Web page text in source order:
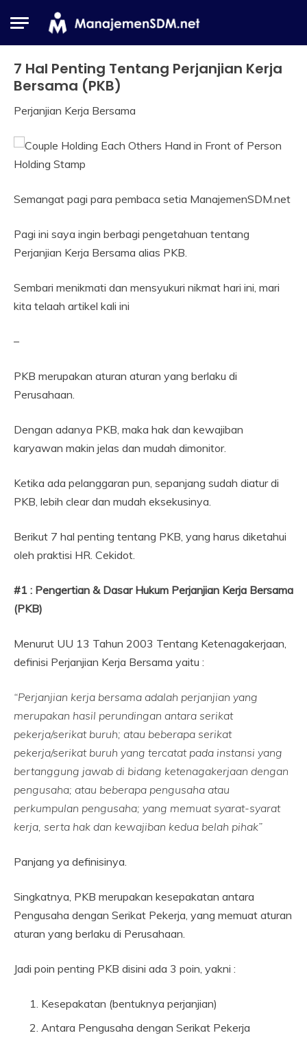
Industrial
Relation
7 Hal Penting Tentang Perjanjian Kerja
Bersama (PKB)
June
2019
Perjanjian Kerja Bersama
Semangat pagi para pembaca setia ManajemenSDM.net
Pagi ini saya ingin berbagi pengetahuan tentang
Perjanjian Kerja Bersama alias PKB.
Sembari menikmati dan mensyukuri nikmat hari ini, mari
kita telaah artikel kali ini
–
PKB merupakan aturan aturan yang berlaku di
Perusahaan.
Dengan adanya PKB, maka hak dan kewajiban
karyawan makin jelas dan mudah dimonitor.
Ketika ada pelanggaran pun, sepanjang sudah diatur di
PKB, lebih clear dan mudah eksekusinya.
Berikut 7 hal penting tentang PKB, yang harus diketahui
oleh praktisi HR. Cekidot.
#1 : Pengertian & Dasar Hukum Perjanjian Kerja Bersama
(PKB)
Menurut UU 13 Tahun 2003 Tentang Ketenagakerjaan,
definisi Perjanjian Kerja Bersama yaitu :
“Perjanjian kerja bersama adalah perjanjian yang
merupakan hasil perundingan antara serikat
pekerja/serikat buruh; atau beberapa serikat
pekerja/serikat buruh yang tercatat pada instansi yang
bertanggung jawab di bidang ketenagakerjaan dengan
pengusaha; atau beberapa pengusaha atau
perkumpulan pengusaha; yang memuat syarat-syarat
kerja, serta hak dan kewajiban kedua belah pihak”
Panjang ya definisinya.
Singkatnya, PKB merupakan kesepakatan antara
Pengusaha dengan Serikat Pekerja, yang memuat aturan
aturan yang berlaku di Perusahaan.
Jadi poin penting PKB disini ada 3 poin, yakni :
Kesepakatan (bentuknya perjanjian)
Antara Pengusaha dengan Serikat Pekerja